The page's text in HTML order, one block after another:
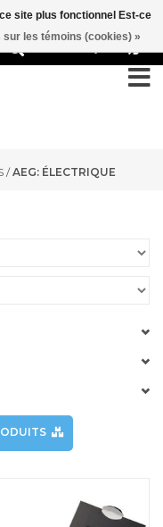
0
/AEG: ÉLECTRIQUE
site plus fonctionnel Est-ce
sur les témoins (cookies) »